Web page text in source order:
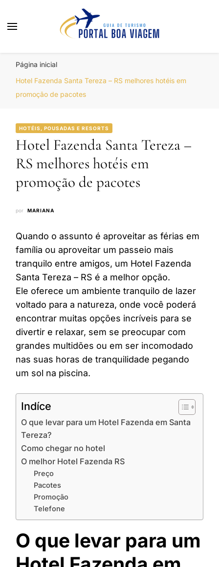
Página inicial
Hotel Fazenda Santa Tereza – RS melhores hotéis em
promoção de pacotes
HOTÉIS, POUSADAS E RESORTS
Hotel Fazenda Santa Tereza –
RS melhores hotéis em
promoção de pacotes
por MARIANA
Quando o assunto é aproveitar as férias em
família ou aproveitar um passeio mais
tranquilo entre amigos, um Hotel Fazenda
Santa Tereza – RS é a melhor opção.
Ele oferece um ambiente tranquilo de lazer
voltado para a natureza, onde você poderá
encontrar muitas opções incríveis para se
divertir e relaxar, sem se preocupar com
grandes multidões ou em ser incomodado
nas suas horas de tranquilidade pegando
um sol na piscina.
Indíce
O que levar para um Hotel Fazenda em Santa
Tereza?
Como chegar no hotel
O melhor Hotel Fazenda RS
Preço
Pacotes
Promoção
Telefone
O que levar para um